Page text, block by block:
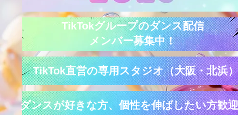
TikTokグループのダンス配信
メンバー募集中！
TikTok直営の専用スタジオ（大阪・北浜）
ダンスが好きな方、個性を伸ばしたい方歓迎